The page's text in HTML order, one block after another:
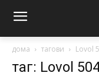
дома тагови Lovol
таг: Lovol